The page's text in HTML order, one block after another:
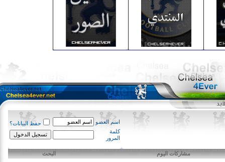
اسم العضو
حفظ البيانات؟
كلمة
المرور
مشاركات اليوم البحث